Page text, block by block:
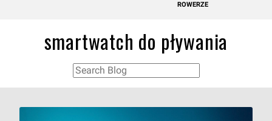
ROWERZE
smartwatch do pływania